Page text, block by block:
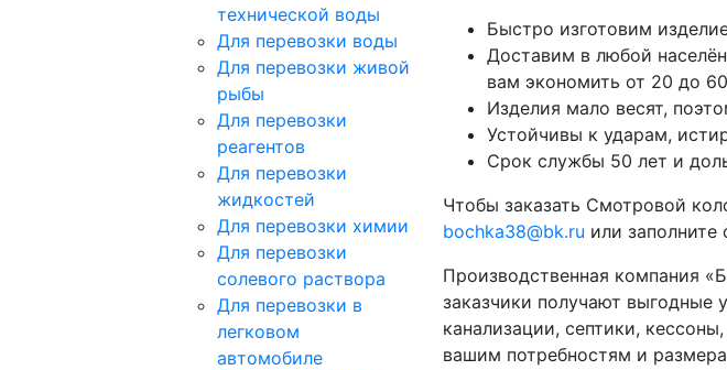
технической воды
Для перевозки воды
Для перевозки живой
рыбы
Для перевозки
реагентов
Для перевозки
жидкостей
Для перевозки химии
Для перевозки
солевого раствора
Для перевозки в
легковом
автомобиле
Быстро изготовим
Доставим в любой
вам экономить от 20 до
Изделия мало весят,
Устойчивы к ударам,
Срок службы 50 лет и
Чтобы заказать Смотровой
bochka38@bk.ru или заполните
Производственная компания
заказчики получают выгодные
канализации, септики,
вашим потребностям и